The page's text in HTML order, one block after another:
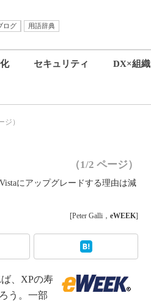
ログ
用語辞典
セキュリティ DX×組織
ジ）
（1/2 ページ）
にアップグレードする理由は減
[Peter Galli， eWEEK]
、XPの寿
う。一部